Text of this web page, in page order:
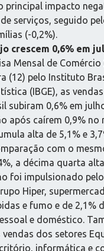
principal impacto
serviços, seguido
(-0,2%).
crescem 0,6% em
Mensal de Comércio
(12) pelo Instituto
(IBGE), as
subiram 0,6% em
após caírem 0,9% no
alta de 5,1% e
com o
a décima quarta
foi impulsionado
Hiper,
e fumo e de 2,1%
e doméstico.
dos setores
informática e